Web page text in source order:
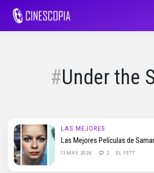
Under the
LAS MEJORES
Las Mejores Películas de
13 MAY, 2026 2 EL FETT